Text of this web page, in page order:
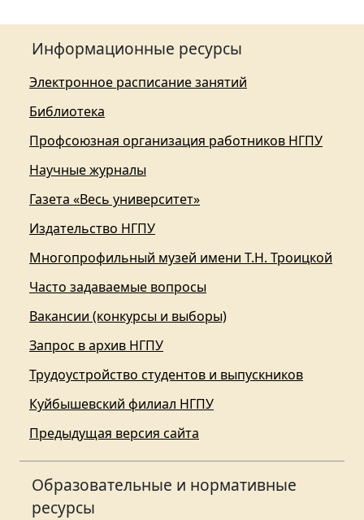
Информационные ресурсы
Электронное расписание занятий
Библиотека
Профсоюзная организация работников НГПУ
Научные журналы
Газета «Весь университет»
Издательство НГПУ
Многопрофильный музей имени Т.Н. Троицкой
Часто задаваемые вопросы
Вакансии (конкурсы и выборы)
Запрос в архив НГПУ
Трудоустройство студентов и выпускников
Куйбышевский филиал НГПУ
Предыдущая версия сайта
Образовательные и нормативные
ресурсы